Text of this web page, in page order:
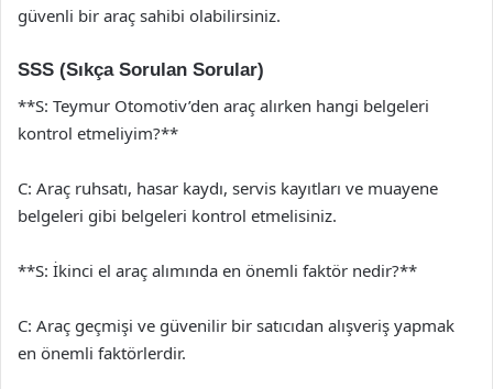
güvenli bir araç sahibi olabilirsiniz.
SSS (Sıkça Sorulan Sorular)
**S: Teymur Otomotiv’den araç alırken hangi belgeleri
kontrol etmeliyim?**
C: Araç ruhsatı, hasar kaydı, servis kayıtları ve muayene
belgeleri gibi belgeleri kontrol etmelisiniz.
**S: İkinci el araç alımında en önemli faktör nedir?**
C: Araç geçmişi ve güvenilir bir satıcıdan alışveriş yapmak
en önemli faktörlerdir.